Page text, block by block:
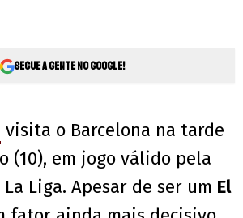
Segue a gente no Google!
visita o Barcelona na tarde
(10), em jogo válido pela
Liga. Apesar de ser um El